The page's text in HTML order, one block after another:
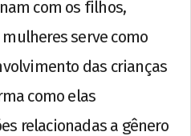
com os filhos,
serve como
das crianças
como elas
relacionadas a gênero